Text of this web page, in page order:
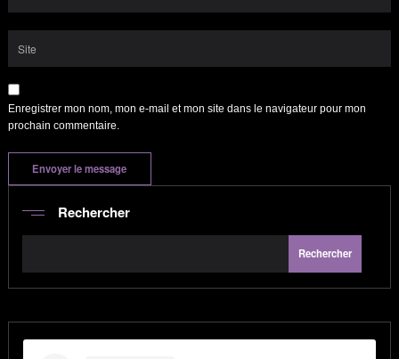
Enregistrer mon nom, mon e-mail et mon site dans le navigateur pour mon
prochain commentaire.
Rechercher
Rechercher